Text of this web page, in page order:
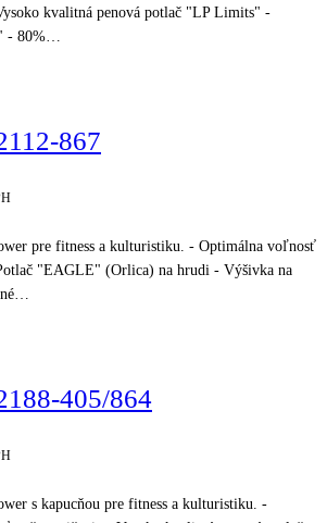
kvalitná penová potlač "LP Limits" -
- 80%…
867
pre fitness a kulturistiku. - Optimálna voľnosť
"EAGLE" (Orlica) na hrudi - Výšivka na
405/864
s kapucňou pre fitness a kulturistiku. -